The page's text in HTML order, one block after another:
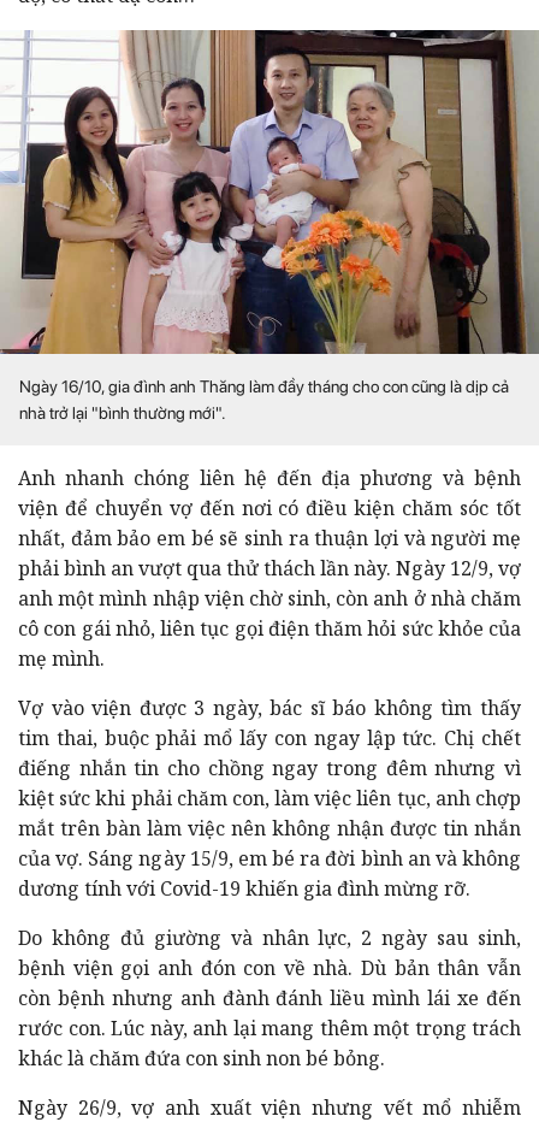
Ngày 16/10, gia đình anh Thăng làm đầy tháng cho con cũng là dịp cả
nhà trở lại "bình thường mới".
Anh nhanh chóng liên hệ đến địa phương và bệnh
viện để chuyển vợ đến nơi có điều kiện chăm sóc tốt
nhất, đảm bảo em bé sẽ sinh ra thuận lợi và người mẹ
phải bình an vượt qua thử thách lần này. Ngày 12/9, vợ
anh một mình nhập viện chờ sinh, còn anh ở nhà chăm
cô con gái nhỏ, liên tục gọi điện thăm hỏi sức khỏe của
mẹ mình.
Vợ vào viện được 3 ngày, bác sĩ báo không tìm thấy
tim thai, buộc phải mổ lấy con ngay lập tức. Chị chết
điếng nhắn tin cho chồng ngay trong đêm nhưng vì
kiệt sức khi phải chăm con, làm việc liên tục, anh chợp
mắt trên bàn làm việc nên không nhận được tin nhắn
của vợ. Sáng ngày 15/9, em bé ra đời bình an và không
dương tính với Covid-19 khiến gia đình mừng rỡ.
Do không đủ giường và nhân lực, 2 ngày sau sinh,
bệnh viện gọi anh đón con về nhà. Dù bản thân vẫn
còn bệnh nhưng anh đành đánh liều mình lái xe đến
rước con. Lúc này, anh lại mang thêm một trọng trách
khác là chăm đứa con sinh non bé bỏng.
Ngày 26/9, vợ anh xuất viện nhưng vết mổ nhiễm